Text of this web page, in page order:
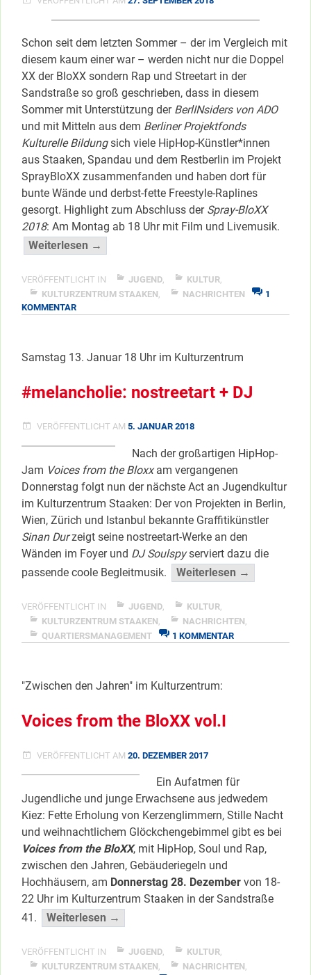
Schon seit dem letzten Sommer – der im Vergleich mit
diesem kaum einer war – werden nicht nur die Doppel
XX der BloXX sondern Rap und Streetart in der
Sandstraße so groß geschrieben, dass in diesem
Sommer mit Unterstützung der BerlINsiders von ADO
und mit Mitteln aus dem Berliner Projektfonds
Kulturelle Bildungsich viele HipHop-Künstler*innen
aus Staaken, Spandau und dem Restberlin im Projekt
SprayBloXX zusammenfanden und haben dort für
bunte Wände und derbst-fette Freestyle-Raplines
gesorgt. Highlight zum Abschluss der Spray-BloXX
2018: Am Montag ab 18 Uhr mit Film und Livemusik.
Weiterlesen →
für
“SprayBloXX””
</span
VERÖFFENTLICHT IN JUGEND KULTUR
KULTURZENTRUM STAAKEN
NACHRICHTEN
1
KOMMENTARZU
“SPRAYBLOXX”
Samstag 13. Januar 18 Uhr im Kulturzentrum
#melancholie: nostreetart + DJ
VERÖFFENTLICHT AM 5. JANUAR 2018
Nach der großartigen HipHop-
Jam Voices from the Bloxxam vergangenen
Donnerstag folgt nun der nächste Act an Jugendkultur
im Kulturzentrum Staaken: Der von Projekten in Berlin,
Wien, Zürich und Istanbul bekannte Graffitikünstler
Sinan Durzeigt seine nostreetart-Werke an den
Wänden im Foyer und DJ Soulspyserviert dazu die
passende coole Begleitmusik.
Weiterlesen →
VERÖFFENTLICHT IN JUGEND, KULTUR,
KULTURZENTRUM STAAKEN, NACHRICHTEN,
QUARTIERSMANAGEMENT
1 KOMMENTARZU
"Zwischen den Jahren" im Kulturzentrum:
Voices from the BloXX vol.I
VERÖFFENTLICHT AM 20. DEZEMBER 2017
Ein Aufatmen für
Jugendliche und junge Erwachsene aus jedwedem
Kiez: Fette Erholung von Kerzenglimmern, Stille Nacht
und weihnachtlichem Glöckchengebimmel gibt es bei
Voices from the BloXX, mit HipHop, Soul und Rap,
zwischen den Jahren, Gebäuderiegeln und
Hochhäusern, am Donnerstag 28. Dezember von 18-
22 Uhr im Kulturzentrum Staaken in der Sandstraße
41.
Weiterlesen →
the
BloXX
VERÖFFENTLICHT IN JUGEND, KULTUR,
KULTURZENTRUM STAAKEN, NACHRICHTEN,